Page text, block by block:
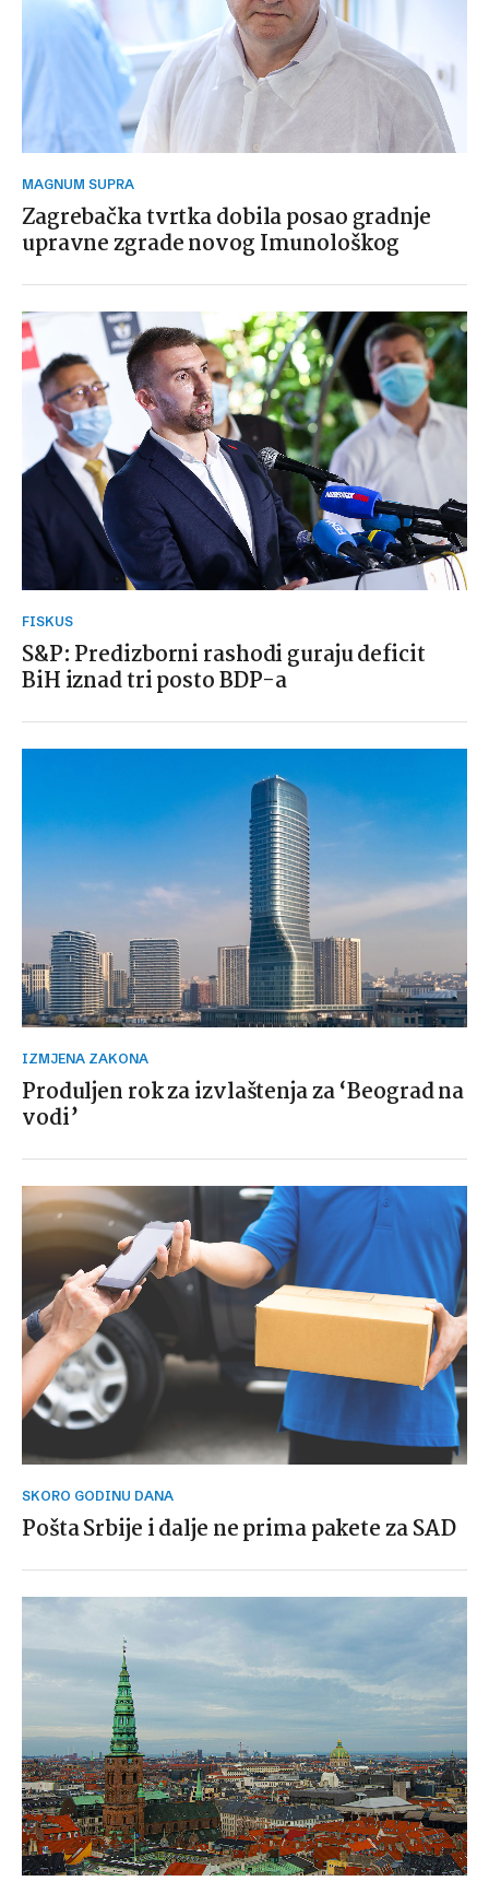
MAGNUM SUPRA
Zagrebačka tvrtka dobila posao gradnje
upravne zgrade novog Imunološkog
FISKUS
S&P: Predizborni rashodi guraju deficit
BiH iznad tri posto BDP-a
IZMJENA ZAKONA
Produljen rok za izvlaštenja za ‘Beograd na
vodi’
SKORO GODINU DANA
Pošta Srbije i dalje ne prima pakete za SAD